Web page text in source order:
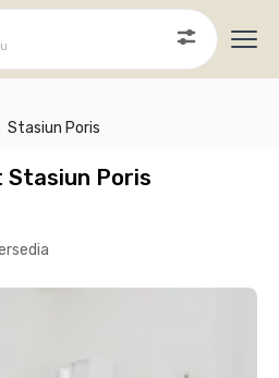
Stasiun Poris
Stasiun Poris